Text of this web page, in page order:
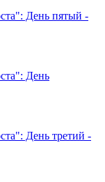
День пятый -
День
День третий -